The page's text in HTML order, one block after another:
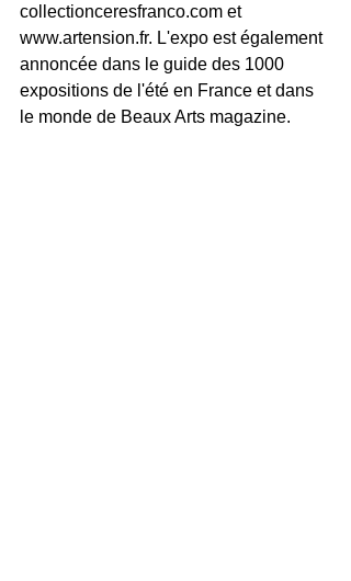
collectionceresfranco.com et
www.artension.fr. L'expo est également
annoncée dans le guide des 1000
expositions de l'été en France et dans
le monde de Beaux Arts magazine.